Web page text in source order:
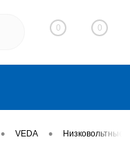
0 0
• VEDA •